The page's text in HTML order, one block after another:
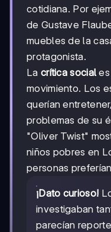
cotidiana. Por
de Gustave
muebles de la
protagonista.
La crítica social
movimiento. Los
querían
problemas de su
"Oliver Twist"
niños pobres en
personas
¡Dato curioso!
investigaban
parecían